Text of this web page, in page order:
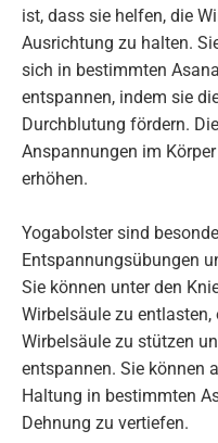
ist, dass sie helfen, die
Ausrichtung zu halten.
sich in bestimmten
entspannen, indem sie
Durchblutung fördern.
Anspannungen im
erhöhen.
Yogabolster sind
Entspannungsübungen
Sie können unter den
Wirbelsäule zu entlasten,
Wirbelsäule zu stützen
entspannen. Sie können
Haltung in bestimmten
Dehnung zu vertiefen.